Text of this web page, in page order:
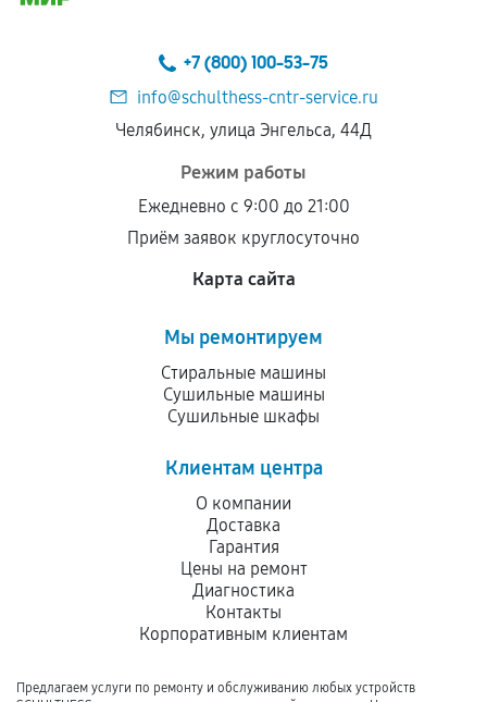
+7 (800) 100-53-75
info@schulthess-cntr-service.ru
Челябинск, улица Энгельса, 44Д
Режим работы
Ежедневно с 9:00 до 21:00
Приём заявок круглосуточно
Карта сайта
Мы ремонтируем
Стиральные машины
Сушильные машины
Сушильные шкафы
Клиентам центра
О компании
Доставка
Гарантия
Цены на ремонт
Диагностика
Контакты
Корпоративным клиентам
Предлагаем услуги по ремонту и обслуживанию любых устройств